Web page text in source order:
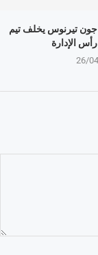
جون تيرنوس يخلف تيم
الإدارة
26/